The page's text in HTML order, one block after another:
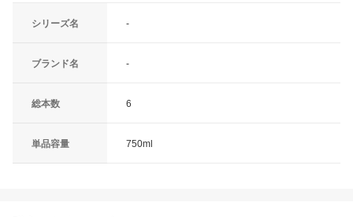
シリーズ名 -
ブランド名 -
総本数 6
単品容量 750ml